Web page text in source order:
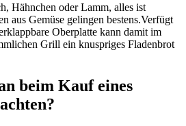
Hähnchen oder Lamm, alles ist
aus Gemüse gelingen bestens.Verfügt
Oberplatte kann damit im
Grill ein knuspriges Fladenbrot
beim Kauf eines